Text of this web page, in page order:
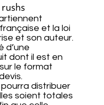
et la loi
et son auteur.
d’une
dont il est en
le format
distribuer
soient totales